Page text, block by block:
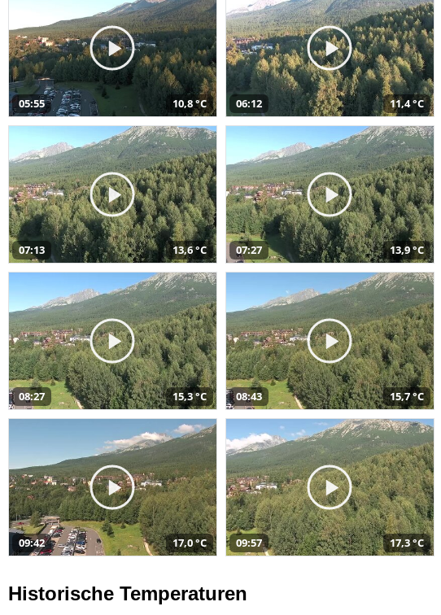
05:55 10,8 °C 06:12 11,4 °C
07:13 13,6 °C 07:27 13,9 °C
08:27 15,3 °C 08:43 15,7 °C
09:42 17,0 °C 09:57 17,3 °C
Historische Temperaturen